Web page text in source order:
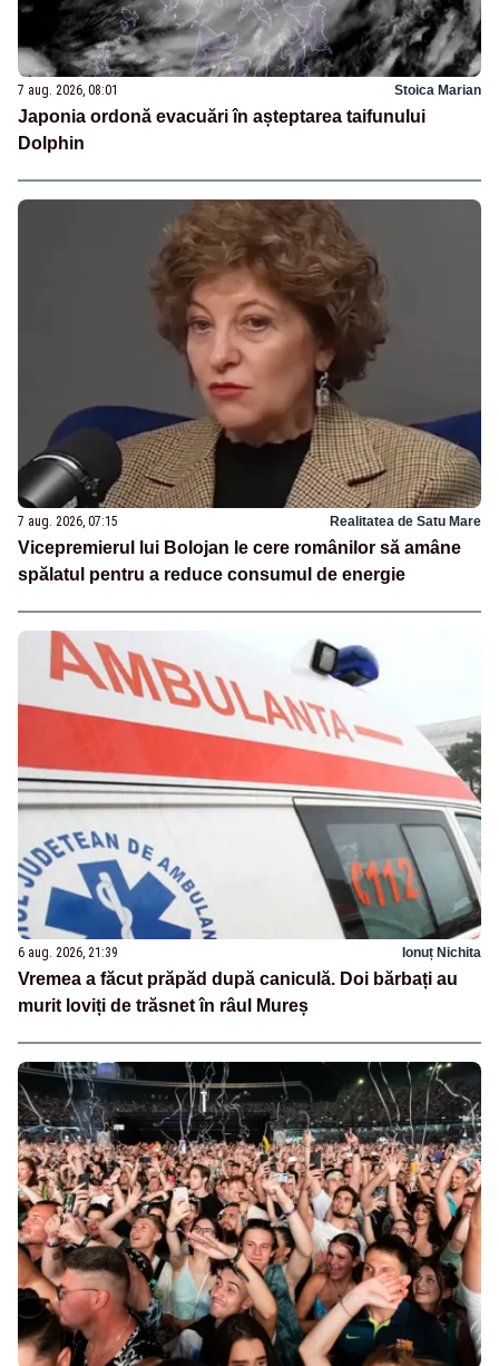
7 aug. 2026, 08:01 Stoica Marian
Japonia ordonă evacuări în așteptarea taifunului
Dolphin
7 aug. 2026, 07:15 Realitatea de Satu Mare
Vicepremierul lui Bolojan le cere românilor să amâne
spălatul pentru a reduce consumul de energie
6 aug. 2026, 21:39 Ionuț Nichita
Vremea a făcut prăpăd după caniculă. Doi bărbați au
murit loviți de trăsnet în râul Mureș